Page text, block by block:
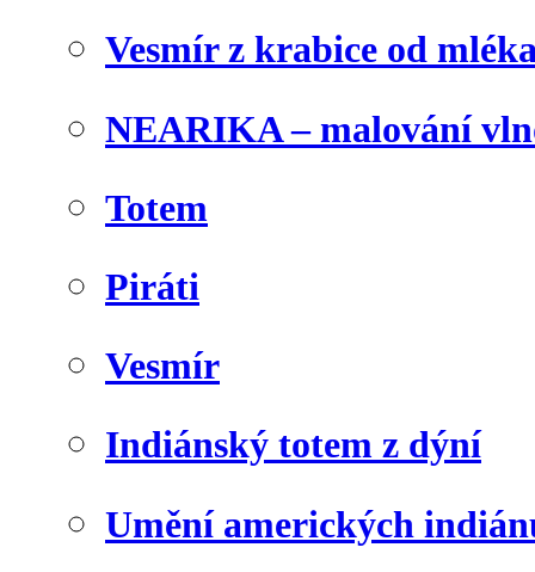
Vesmír z krabice od
NEARIKA – malování
Totem
Piráti
Vesmír
Indiánský totem z dýní
Umění amerických